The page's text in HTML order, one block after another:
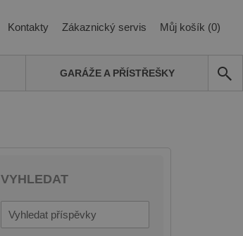
Kontakty Zákaznický servis Můj košík (0)
GARÁŽE A PŘÍSTŘEŠKY
VYHLEDAT